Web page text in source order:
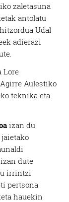
zaletasuna
antolatu
Udal
adierazi
Lore
Aulestiko
teknika eta
izan du
dute
irrintzi
pertsona
hauekin